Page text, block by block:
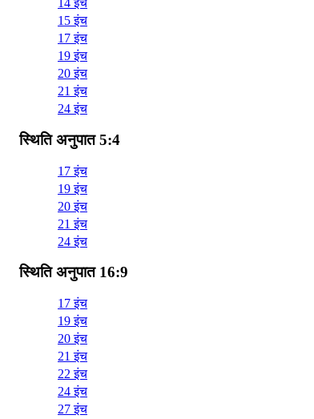
14 इंच
15 इंच
17 इंच
19 इंच
20 इंच
21 इंच
24 इंच
स्थिति अनुपात 5:4
17 इंच
19 इंच
20 इंच
21 इंच
24 इंच
स्थिति अनुपात 16:9
17 इंच
19 इंच
20 इंच
21 इंच
22 इंच
24 इंच
27 इंच